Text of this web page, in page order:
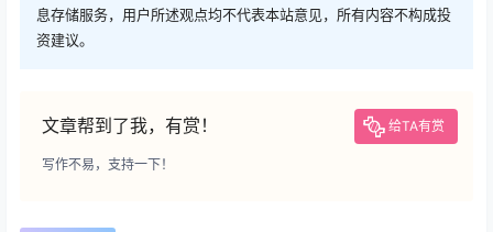
息存储服务，用户所述观点均不代表本站意见，所有内容不构成投
资建议。
文章帮到了我，有赏！ 给TA有赏
写作不易，支持一下！